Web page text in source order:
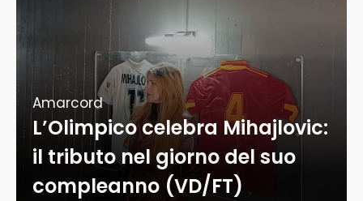
Amarcord
L’Olimpico celebra Mihajlovic:
il tributo nel giorno del suo
compleanno (VD/FT)